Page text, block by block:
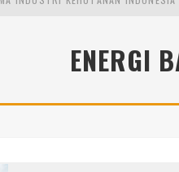
DI BANDARA SULTAN MAHMUD
ENERGI